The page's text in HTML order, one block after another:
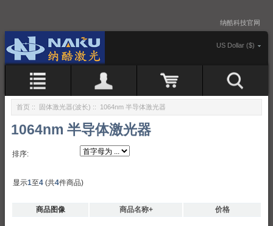
纳酷科技官网
US Dollar ($)
首页 :: 固体激光器(波长) :: 1064nm 半导体激光器
1064nm 半导体激光器
排序:
显示1至4 (共4件商品)
商品图像 商品名称+ 价格